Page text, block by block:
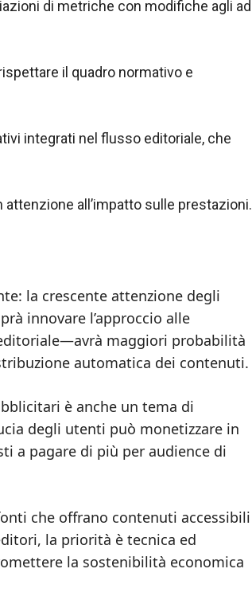
di metriche con modifiche agli ad
il quadro normativo e
integrati nel flusso editoriale, che
all’impatto sulle prestazioni.
la crescente attenzione degli
innovare l’approccio alle
maggiori probabilità
automatica dei contenuti.
è anche un tema di
degli utenti può monetizzare in
a pagare di più per audience di
che offrano contenuti accessibili
la priorità è tecnica ed
la sostenibilità economica